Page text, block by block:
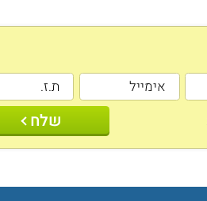
שלח